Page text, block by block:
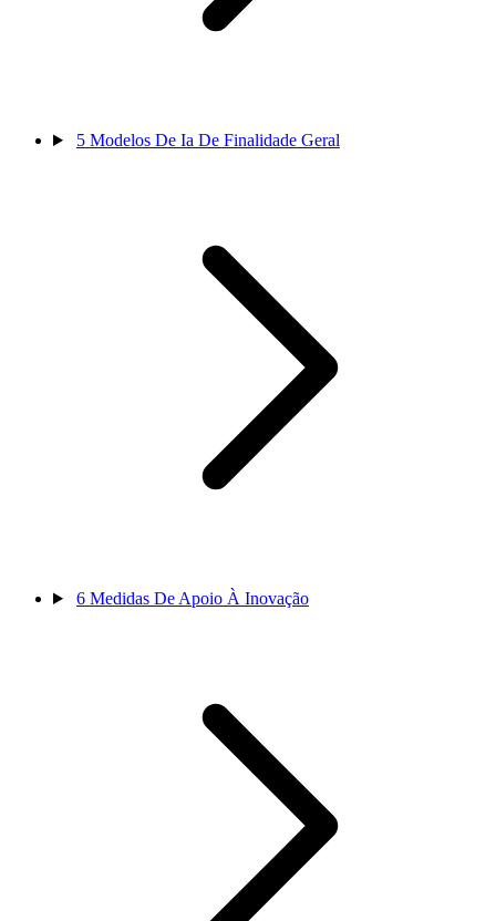
5 Modelos De Ia De Finalidade Geral
6 Medidas De Apoio À Inovação